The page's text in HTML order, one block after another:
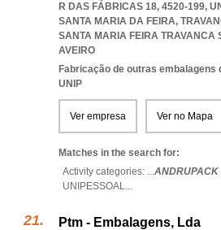
R DAS FÁBRICAS 18, 4520-199,
SANTA MARIA DA FEIRA,
SANTA MARIA FEIRA TRAVANCA
AVEIRO
Fabricação de outras embalagens
UNIP
Ver empresa Ver no Mapa
Matches in the search for:
Activity categories: ...ANDRUPACK
UNIPESSOAL...
Ptm - Embalagens, Lda